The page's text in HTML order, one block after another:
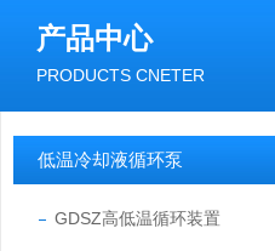
产品中心
PRODUCTS CNETER
低温冷却液循环泵
GDSZ高低温循环装置